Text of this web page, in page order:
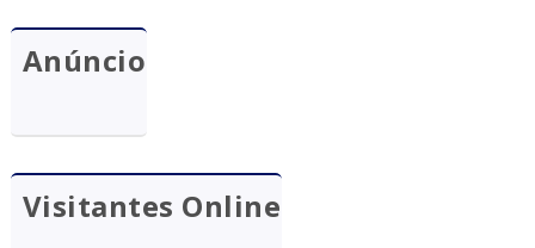
Anúncio
Visitantes Online